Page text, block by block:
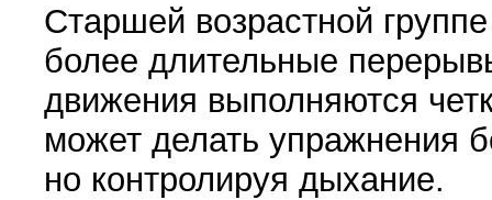
Старшей возрастной
более длительные
движения выполняются
может делать упраж­нения
но контроли­руя дыхание.